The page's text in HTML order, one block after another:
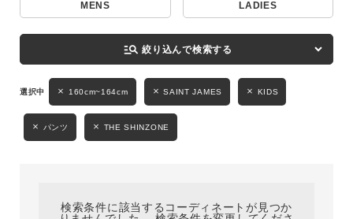
キーワード
性別
MENS LADIES KIDS
MENS LADIES
manage_search 絞り込んで検索する
160cm~164cm SAINT JAMES KIDS
パンツ THE SHINZONE
検索条件に該当するコーディネートが見つか